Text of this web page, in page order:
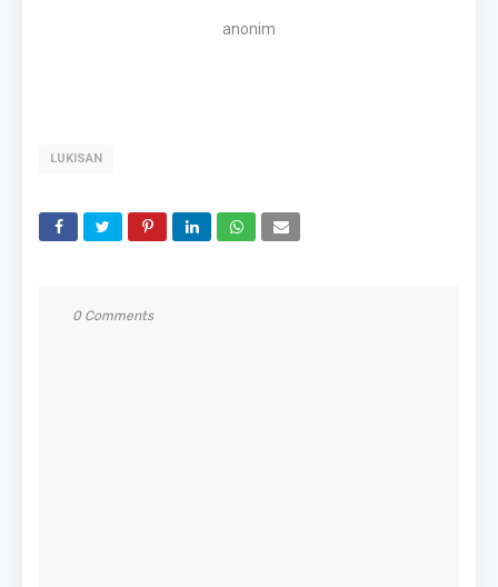
anonim
LUKISAN
0 Comments